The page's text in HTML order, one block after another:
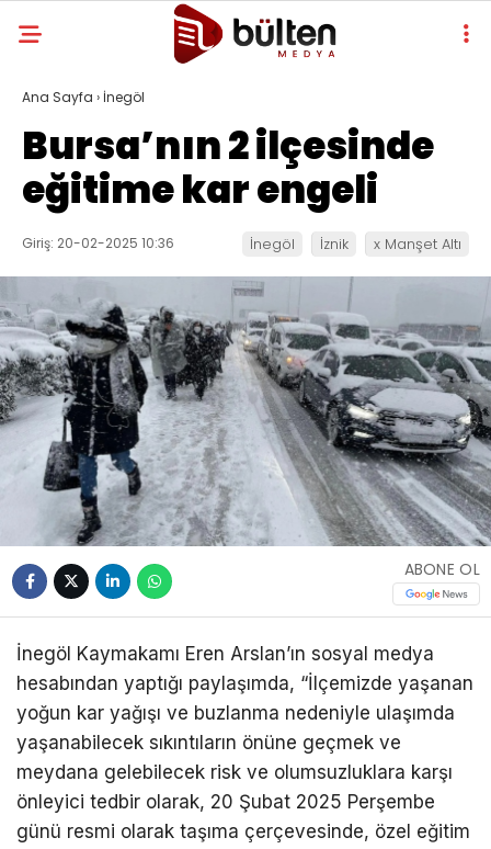
Ana Sayfa › İnegöl
Bursa’nın 2 ilçesinde
eğitime kar engeli
Giriş: 20-02-2025 10:36 İnegöl İznik x Manşet Altı
ABONE OL
İnegöl Kaymakamı Eren Arslan’ın sosyal medya
hesabından yaptığı paylaşımda, “İlçemizde yaşanan
yoğun kar yağışı ve buzlanma nedeniyle ulaşımda
yaşanabilecek sıkıntıların önüne geçmek ve
meydana gelebilecek risk ve olumsuzluklara karşı
önleyici tedbir olarak, 20 Şubat 2025 Perşembe
günü resmi olarak taşıma çerçevesinde, özel eğitim